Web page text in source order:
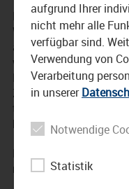
Das ist auf alle Fälle
Waldkraiburger
ausgeschenkt, das
wurde. Am gestrigen
Bierprobe nach Pürten
Zapferinnen und
trainierte und kritische
konnte, was das
Eine rundum fesche
mal, die Volksfest-
aufgrund Ihrer
nicht mehr alle
verfügbar sind.
Verwendung von
Verarbeitung
in unserer
Notwendige
Statistik